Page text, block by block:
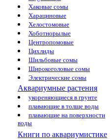
Хаковые сомы
Харациновые
Хелостомовые
Хоботнорылые
Центропомовые
Цихлиды
Шильбовые сомы
Широкоголовые сомы
Электрические сомы
Аквариумные растения
укореняющиеся в грунте
плавающие в толще воды
плавающие на поверхности
воды
Книги по аквариумистике